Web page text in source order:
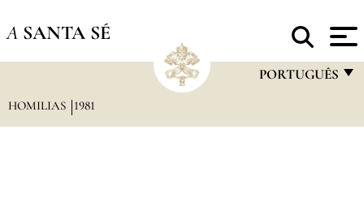
A SANTA SÉ
PORTUGUÊS
HOMILIAS 1981